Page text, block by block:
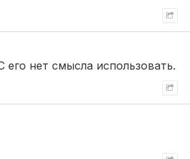
нет смысла использовать.